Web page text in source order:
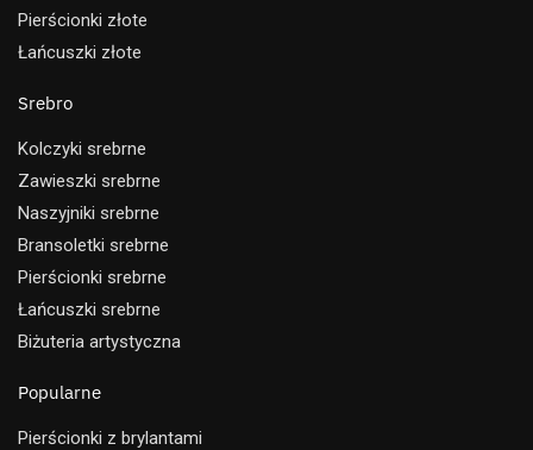
Pierścionki złote
Łańcuszki złote
Srebro
Kolczyki srebrne
Zawieszki srebrne
Naszyjniki srebrne
Bransoletki srebrne
Pierścionki srebrne
Łańcuszki srebrne
Biżuteria artystyczna
Popularne
Pierścionki z brylantami